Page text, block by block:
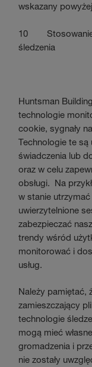
wskazany
10 Stosowanie
śledzenia
Huntsman
technologie
cookie, sygnały
Technologie te są
świadczenia lub
oraz w celu
obsługi. Na
w stanie
uwierzytelnione
zabezpieczać
trendy wśród
monitorować i
usług.
Należy pamiętać,
zamieszczający
technologie
mogą mieć
gromadzenia i
nie zostały